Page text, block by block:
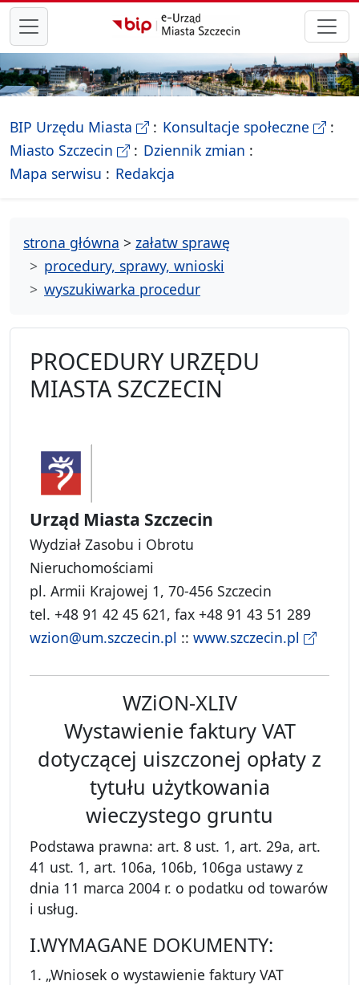
przejdź do głównego menu
BIP Urzędu Miasta - Biletyn Informacji Publicznej
Konsultacje społeczne-
Miasto Szczecin - Oficjalna strona Miasta Szczecin
Dziennik zmian
Mapa serwisu - drzewko rozdziałów
Redakcja
strona główna > załatw sprawę
procedury, sprawy, wnioski
wyszukiwarka procedur
PROCEDURY URZĘDU
MIASTA SZCZECIN
Urząd Miasta Szczecin
Wydział Zasobu i Obrotu
Nieruchomościami
pl. Armii Krajowej 1, 70-456 Szczecin
tel. +48 91 42 45 621, fax +48 91 43 51 289
wzion@um.szczecin.pl :: www.szczecin.pl
WZiON-XLIV
Wystawienie faktury VAT
dotyczącej uiszczonej opłaty z
tytułu użytkowania
wieczystego gruntu
Podstawa prawna: art. 8 ust. 1, art. 29a, art.
41 ust. 1, art. 106a, 106b, 106ga ustawy z
dnia 11 marca 2004 r. o podatku od towarów
i usług.
I.WYMAGANE DOKUMENTY:
1. „Wniosek o wystawienie faktury VAT